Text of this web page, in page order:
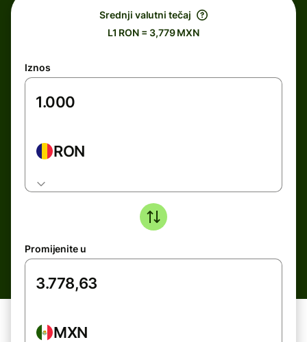
Srednji valutni tečaj
L1 RON = 3,779 MXN
Iznos
RON
Promijenite u
MXN